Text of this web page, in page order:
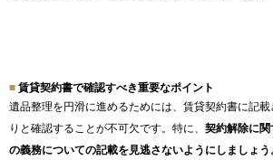
賃貸契約書で確認すべき重要なポイント
遺品整理を円滑に進めるためには、 賃貸契約書に記
りと確認することが不可欠です。特に、 契約解除に
の義務についての記載を見逃さないようにしましょう